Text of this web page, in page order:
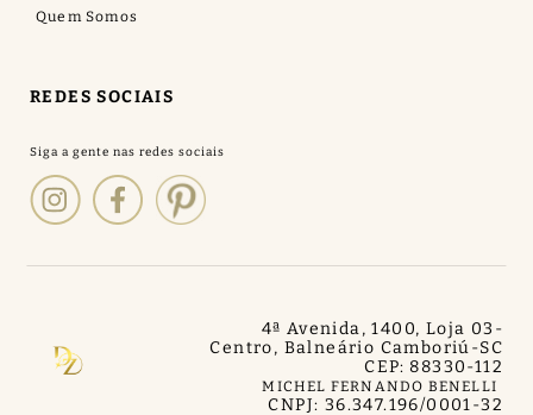
Quem Somos
REDES SOCIAIS
MICHEL FERNANDO BENELLI
4ª Avenida, 1400, Loja 03 -
Centro, Balneário Camboriú-SC
CEP: 88330-112
CNPJ: 36.347.196/0001-32